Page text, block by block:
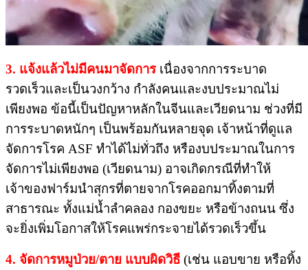
3. แจ้งแล้วไม่มีคนมาจัดการ​ เนื่องจากการระบาด
รวดเร็วและเป็นวงกว้าง​ กำลังคนและงบประมาณไม่
เพียงพอ ข้อนี้เป็นปัญหาหลักในจีนและเวียดนาม​ ช่วงที่มี
การระบาดหนักๆ​ เป็นพร้อมกันหลายจุด เจ้าหน้าที่ดูแล
จัดการโรค ASF​ ทำได้ไม่ทั่วถึง​ หรืองบประมาณในการ
จัดการไม่เพียงพอ​ (เวียดนาม)​ อาจเกิดกรณีที่ทำให้
เจ้าของฟาร์มนำสุกรที่ตายจากโรคออกมาทิ้งตามที่
สาธารณะ​ ทั้งแม่น้ำลำคลอง​ กองขยะ​ หรือข้างถนน​ ซึ่ง
จะยิ่งเพิ่มโอกาสให้โรคแพร่กระจายได้รวดเร็วขึ้น
4. จัดการหมูป่วย/ตาย​ แบบผิดวิธี (เช่น​ แอบขาย​ หรือทิ้ง